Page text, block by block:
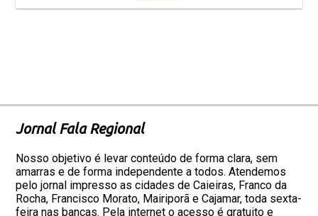
Jornal Fala Regional
Nosso objetivo é levar conteúdo de forma clara, sem
amarras e de forma independente a todos. Atendemos
pelo jornal impresso as cidades de Caieiras, Franco da
Rocha, Francisco Morato, Mairiporã e Cajamar, toda sexta-
feira nas bancas. Pela internet o acesso é gratuito e